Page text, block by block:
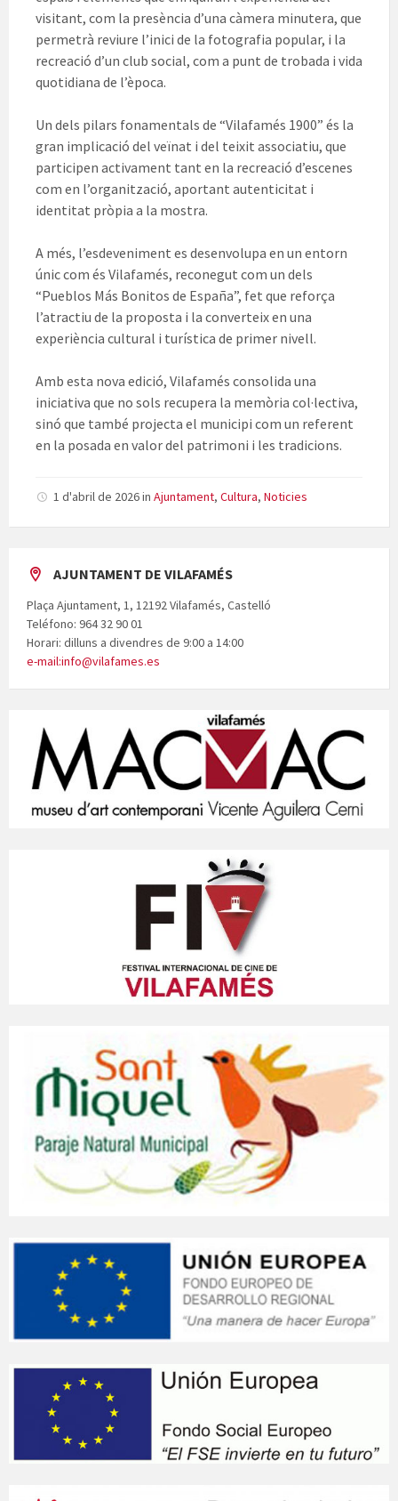
visitant, com la presència d’una càmera minutera, que
permetrà reviure l’inici de la fotografia popular, i la
recreació d’un club social, com a punt de trobada i vida
quotidiana de l’època.
Un dels pilars fonamentals de “Vilafamés 1900” és la
gran implicació del veïnat i del teixit associatiu, que
participen activament tant en la recreació d’escenes
com en l’organització, aportant autenticitat i
identitat pròpia a la mostra.
A més, l’esdeveniment es desenvolupa en un entorn
únic com és Vilafamés, reconegut com un dels
“Pueblos Más Bonitos de España”, fet que reforça
l’atractiu de la proposta i la converteix en una
experiència cultural i turística de primer nivell.
Amb esta nova edició, Vilafamés consolida una
iniciativa que no sols recupera la memòria col·lectiva,
sinó que també projecta el municipi com un referent
en la posada en valor del patrimoni i les tradicions.
1 d'abril de 2026in Ajuntament, Cultura, Noticies
AJUNTAMENT DE VILAFAMÉS
Plaça Ajuntament, 1, 12192 Vilafamés, Castelló
Teléfono: 964 32 90 01
Horari: dilluns a divendres de 9:00 a 14:00
e-mail:info@vilafames.es